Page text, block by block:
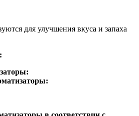
для улучшения вкуса и запаха